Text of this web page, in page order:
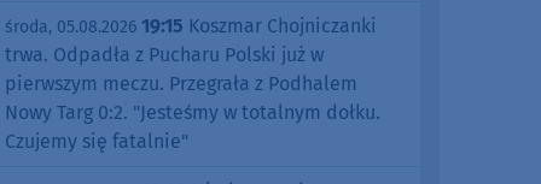
środa, 05.08.2026 19:15 Koszmar Chojniczanki
trwa. Odpadła z Pucharu Polski już w
pierwszym meczu. Przegrała z Podhalem
Nowy Targ 0:2. "Jesteśmy w totalnym dołku.
Czujemy się fatalnie"